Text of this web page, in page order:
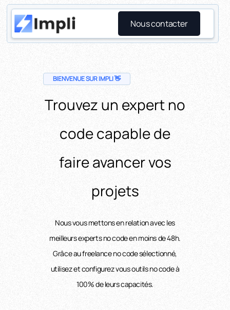
Nous contacter
BIENVENUE SUR IMPLI 👋
Trouvez un expert no
code capable de
faire avancer vos
projets
Nous vous mettons en relation avec les
meilleurs experts no code en moins de 48h.
Grâce au freelance no code sélectionné,
utilisez et configurez vous outils no code à
100% de leurs capacités.